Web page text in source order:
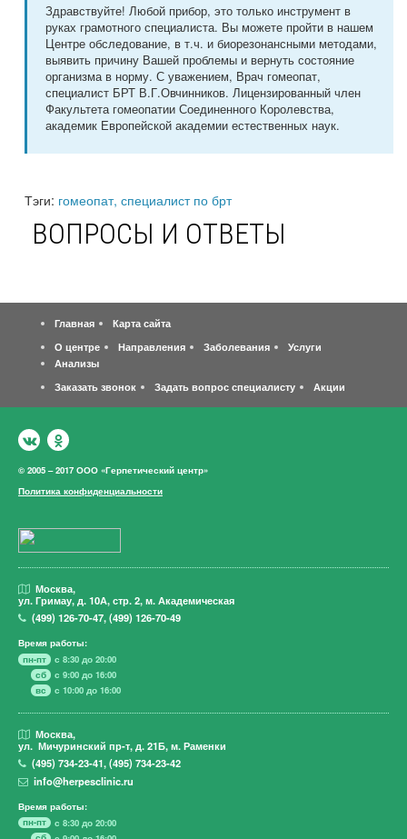
Здравствуйте! Любой прибор, это только инструмент в
руках грамотного специалиста. Вы можете пройти в нашем
Центре обследование, в т.ч. и биорезонансными методами,
выявить причину Вашей проблемы и вернуть состояние
организма в норму. С уважением, Врач гомеопат,
специалист БРТ В.Г.Овчинников. Лицензированный член
Факультета гомеопатии Соединенного Королевства,
академик Европейской академии естественных наук.
Тэги: гомеопат, специалист по брт
ВОПРОСЫ И ОТВЕТЫ
Главная
Карта сайта
О центре
Направления Заболевания
Услуги
Анализы
Заказать звонок
Задать вопрос специалисту Акции
© 2005 – 2017 ООО «Герпетический центр»
Политика конфиденциальности
Москва,
ул. Гримау, д. 10А, стр. 2, м. Академическая
(499)126-70-47,(499)126-70-49
Время работы:
пн-пт
с 8:30 до 20:00
сб
с 9:00 до 16:00
вс
с 10:00 до 16:00
Москва,
ул. Мичуринский пр-т, д. 21Б, м. Раменки
(495)734-23-41,(495)734-23-42
info@herpesclinic.ru
Время работы:
пн-пт
с 8:30 до 20:00